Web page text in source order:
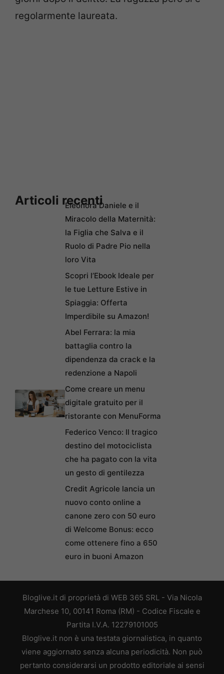
regolarmente laureata.
Articoli recentiEleonora Daniele e il
Miracolo della Maternità:
la Figlia che Salva e il
Ruolo di Padre Pio nella
loro Vita
Scopri l’Ebook Ideale per
le tue Letture Estive in
Spiaggia: Offerta
Imperdibile su Amazon!
Abel Ferrara: la mia
battaglia contro la
dipendenza da crack e la
redenzione a Napoli
Come creare un menu
digitale gratuito per il
ristorante con MenuForma
Federico Venco: Il tragico
destino del motociclista
che ha pagato con la vita
un gesto di gentilezza
Credit Agricole lancia un
nuovo conto online a
canone zero con 50 euro
di Welcome Bonus: ecco
come ottenere fino a 650
euro in buoni Amazon
Bloglive.it di proprietà di WEB 365 SRL - Via Nicola
Marchese 10, 00141 Roma (RM) - Codice Fiscale e
Partita I.V.A. 12279101005
Bloglive.it non è una testata giornalistica, in quanto
viene aggiornato senza alcuna periodicità. Non può
pertanto considerarsi un prodotto editoriale ai sensi